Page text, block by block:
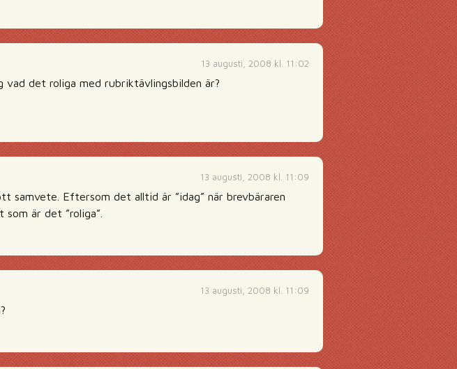
13 augusti, 2008 kl. 11:02
vad det roliga med rubriktävlingsbilden är?
13 augusti, 2008 kl. 11:09
samvete. Eftersom det alltid är ”idag” när brevbäraren
är det ”roliga”.
13 augusti, 2008 kl. 11:09